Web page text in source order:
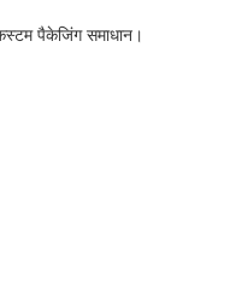
पैकेजिंग समाधान।